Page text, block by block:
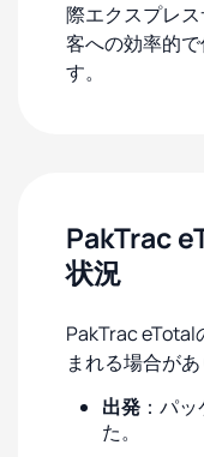
際エクスプレ
客への効率的
す。
PakTrac
状況
PakTrac eTotal
まれる場合があ
出発 ：パ
た。